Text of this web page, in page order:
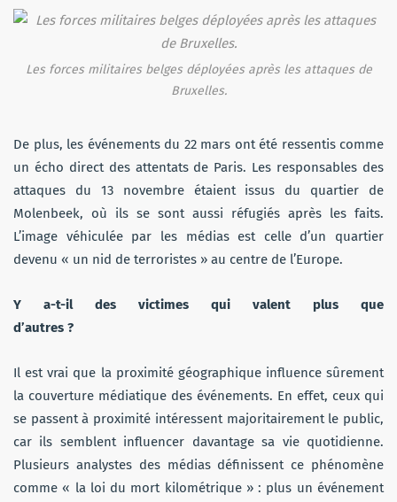
Les forces militaires belges déployées après les attaques de
Bruxelles.
De plus, les événements du 22 mars ont été ressentis comme
un écho direct des attentats de Paris. Les responsables des
attaques du 13 novembre étaient issus du quartier de
Molenbeek, où ils se sont aussi réfugiés après les faits.
L’image véhiculée par les médias est celle d’un quartier
devenu « un nid de terroristes » au centre de l’Europe.
Y a-t-il des victimes qui valent plus que
d’autres ?
Il est vrai que la proximité géographique influence sûrement
la couverture médiatique des événements. En effet, ceux qui
se passent à proximité intéressent majoritairement le public,
car ils semblent influencer davantage sa vie quotidienne.
Plusieurs analystes des médias définissent ce phénomène
comme « la loi du mort kilométrique » : plus un événement